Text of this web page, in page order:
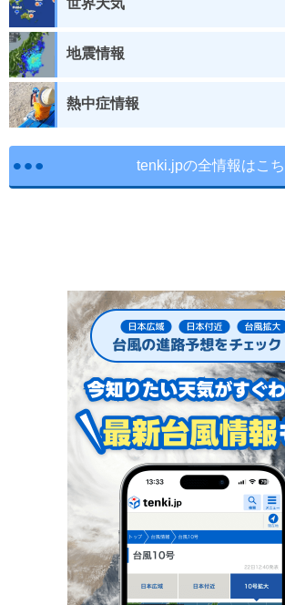
地震情報
熱中症情報
tenki.jpの全情報はこ